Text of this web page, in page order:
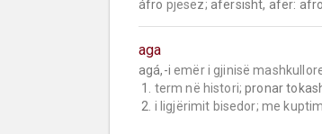
áfro pjesëz; afërsisht, afër: afro
aga
agá,-i emër i gjinisë
1. term në histori; pronar
2. i ligjërimit bisedor; me